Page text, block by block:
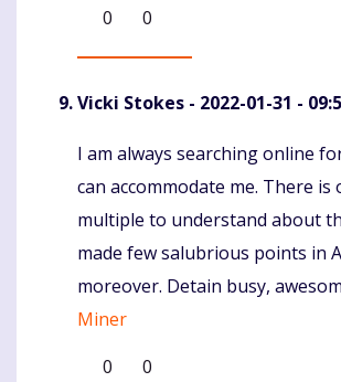
0
0
Vicki Stokes - 2022-01-31 -
Komentaras
I am always searching online
can accommodate me. There is
multiple to understand about
made few salubrious points in
moreover. Detain busy,
Miner
0
0